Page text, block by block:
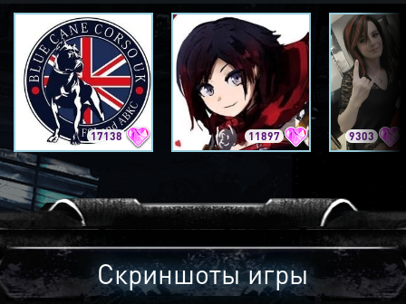
17138 11897 9303
Скриншоты игры